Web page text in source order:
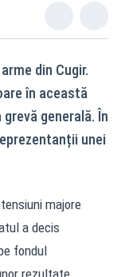
din Cugir.
în această
generală. În
unei
majore
a decis
fondul
rezultate